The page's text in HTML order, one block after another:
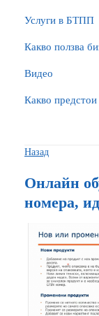
Услуги в БТПП
Какво ползва
Видео
Какво предстои
Назад
Онлайн
номера,